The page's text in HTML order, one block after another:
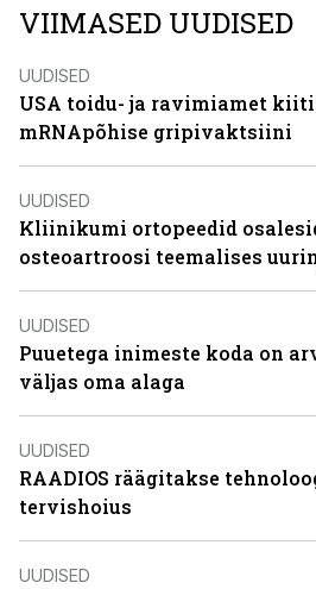
VIIMASED UUDISED
UUDISED
USA toidu- ja ravimiamet
mRNApõhise gripivaktsiini
UUDISED
Kliinikumi ortopeedid
osteoartroosi teemalises
UUDISED
Puuetega inimeste koda on
väljas oma alaga
UUDISED
RAADIOS räägitakse
tervishoius
UUDISED